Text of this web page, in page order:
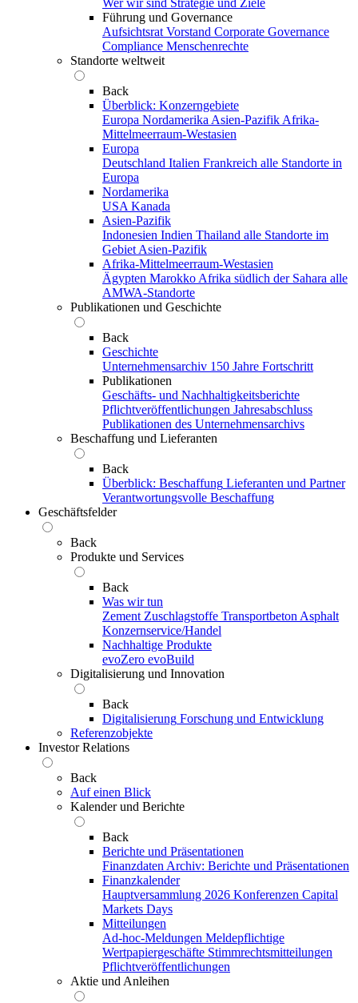
Führung und Governance
Aufsichtsrat Vorstand Corporate Governance
Compliance Menschenrechte
Standorte weltweit
Back
Überblick: Konzerngebiete
Europa Nordamerika Asien-Pazifik Afrika-
Mittelmeerraum-Westasien
Europa
Deutschland Italien Frankreich alle Standorte in
Europa
Nordamerika
USA Kanada
Asien-Pazifik
Indonesien Indien Thailand alle Standorte im
Gebiet Asien-Pazifik
Afrika-Mittelmeerraum-Westasien
Ägypten Marokko Afrika südlich der Sahara alle
AMWA-Standorte
Publikationen und Geschichte
Back
Geschichte
Unternehmensarchiv 150 Jahre Fortschritt
Publikationen
Geschäfts- und Nachhaltigkeitsberichte
Pflichtveröffentlichungen Jahresabschluss
Publikationen des Unternehmensarchivs
Beschaffung und Lieferanten
Back
Überblick: Beschaffung Lieferanten und Partner
Verantwortungsvolle Beschaffung
Geschäftsfelder
Back
Produkte und Services
Back
Was wir tun
Zement Zuschlagstoffe Transportbeton Asphalt
Konzernservice/Handel
Nachhaltige Produkte
evoZero evoBuild
Digitalisierung und Innovation
Back
Digitalisierung Forschung und Entwicklung
Referenzobjekte
Investor Relations
Back
Auf einen Blick
Kalender und Berichte
Back
Berichte und Präsentationen
Finanzdaten Archiv: Berichte und Präsentationen
Finanzkalender
Hauptversammlung 2026 Konferenzen Capital
Markets Days
Mitteilungen
Ad-hoc-Meldungen Meldepflichtige
Wertpapiergeschäfte Stimmrechtsmitteilungen
Pflichtveröffentlichungen
Aktie und Anleihen